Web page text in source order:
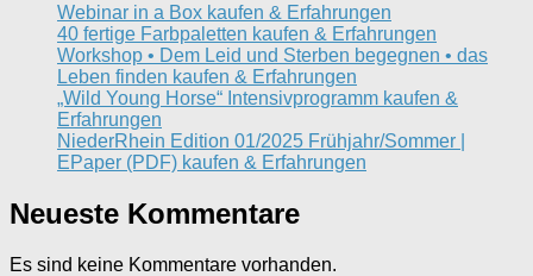
Webinar in a Box kaufen & Erfahrungen
40 fertige Farbpaletten kaufen & Erfahrungen
Workshop • Dem Leid und Sterben begegnen • das
Leben finden kaufen & Erfahrungen
„Wild Young Horse“ Intensivprogramm kaufen &
Erfahrungen
NiederRhein Edition 01/2025 Frühjahr/Sommer |
EPaper (PDF) kaufen & Erfahrungen
Neueste Kommentare
Es sind keine Kommentare vorhanden.